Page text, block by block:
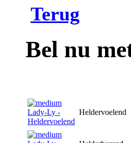
Terug
Bel nu
Heldervoelend